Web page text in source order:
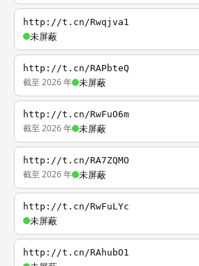
http://t.cn/Rwqjva1
未屏蔽
http://t.cn/RAPbteQ
截至 2026 年 未屏蔽
http://t.cn/RwFuO6m
截至 2026 年 未屏蔽
http://t.cn/RA7ZQMO
截至 2026 年 未屏蔽
http://t.cn/RwFuLYc
未屏蔽
http://t.cn/RAhubO1